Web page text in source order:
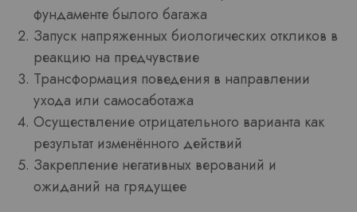
фундаменте былого багажа
Запуск напряженных биологических откликов в
реакцию на предчувствие
Трансформация поведения в направлении
ухода или самосаботажа
Осуществление отрицательного варианта как
результат изменённого действий
Закрепление негативных верований и
ожиданий на грядущее